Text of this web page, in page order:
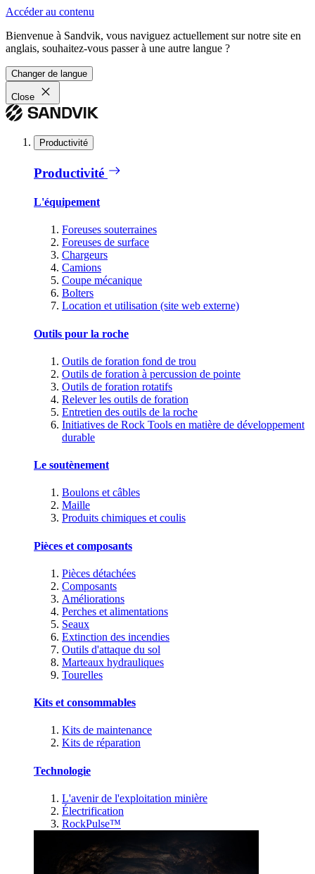
Accéder au contenu
Bienvenue à Sandvik, vous naviguez actuellement sur notre site en
anglais, souhaitez-vous passer à une autre langue ?
Changer de langue
Close
Productivité
Productivité
L'équipement
Foreuses souterraines
Foreuses de surface
Chargeurs
Camions
Coupe mécanique
Bolters
Location et utilisation (site web externe)
Outils pour la roche
Outils de foration fond de trou
Outils de foration à percussion de pointe
Outils de foration rotatifs
Relever les outils de foration
Entretien des outils de la roche
Initiatives de Rock Tools en matière de développement
durable
Le soutènement
Boulons et câbles
Maille
Produits chimiques et coulis
Pièces et composants
Pièces détachées
Composants
Améliorations
Perches et alimentations
Seaux
Extinction des incendies
Outils d'attaque du sol
Marteaux hydrauliques
Tourelles
Kits et consommables
Kits de maintenance
Kits de réparation
Technologie
L'avenir de l'exploitation minière
Électrification
RockPulse™